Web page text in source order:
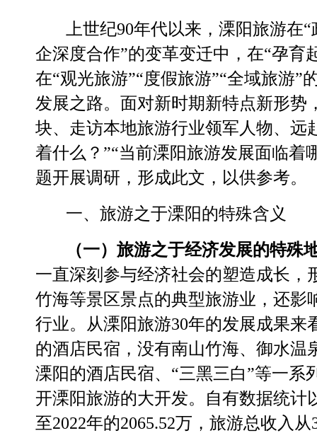
上世纪90年代以来 ，溧阳旅游在“
企深度合作”的变革变迁中，在“孕育
在“观光旅游”“度假旅游”“全域旅游”
发展之路。 面对新时期新特点新形势
块、走访本地旅游行业领军人物、 远
着什么？ ”“当前溧阳旅游发展面临着
题开展调研，形成此文，以供参考。
一、旅游之于溧阳的特殊含义
（一）旅游之于经济发展的特殊
一直深刻参与经济社会的塑造成长 ，
竹海等景区景点的典型旅游业，还影
行业。
从溧阳旅游30年的发展成果来
的酒店民宿，没有南山竹海、御水
溧阳的酒店民宿、 “三黑三白”等一系
开溧阳旅游的大开发。
自有数据统计
至2022年的2065.52万 ， 旅游总收入 从